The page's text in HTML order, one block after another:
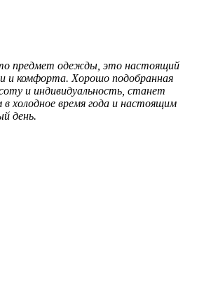
предмет одежды, это настоящий
и комфорта. Хорошо подобранная
и индивидуальность, станет
холодное время года и настоящим
день.